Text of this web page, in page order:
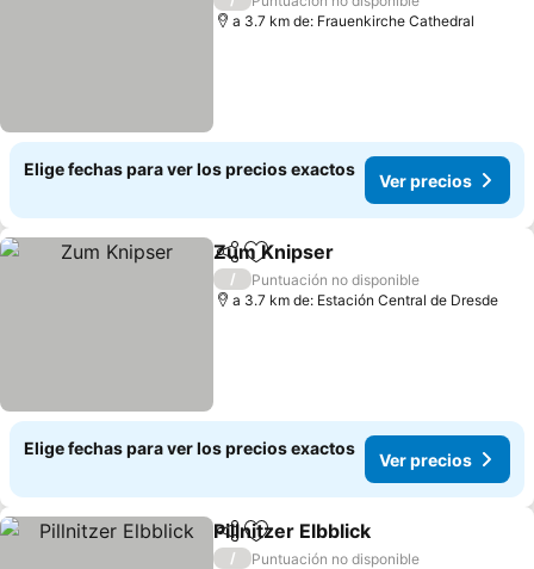
a 3.7 km de: Frauenkirche Cathedral
Elige fechas para ver los precios exactos
Ver precios
CompartirAgregar a favoritos
Zum Knipser
/
Puntuación no disponible
a 3.7 km de: Estación Central de Dresde
Elige fechas para ver los precios exactos
Ver precios
CompartirAgregar a favoritos
Pillnitzer Elbblick
/
Puntuación no disponible